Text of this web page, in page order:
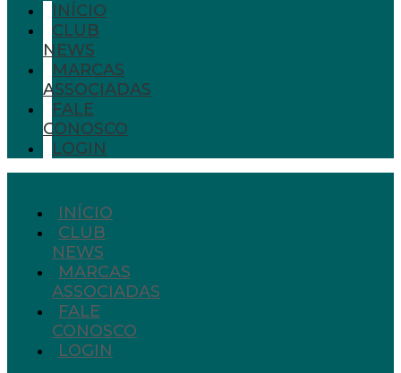
INÍCIO
CLUB
NEWS
MARCAS
ASSOCIADAS
FALE
CONOSCO
LOGIN
INÍCIO
CLUB
NEWS
MARCAS
ASSOCIADAS
FALE
CONOSCO
LOGIN